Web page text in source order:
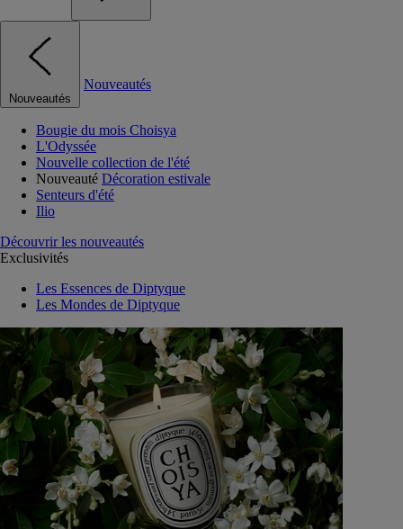
Nouveautés
Nouveautés
Bougie du mois Choisya
L'Odyssée
Nouvelle collection de l'été
Nouveauté Décoration estivale
Senteurs d'été
Ilio
Découvrir les nouveautés
Exclusivités
Les Essences de Diptyque
Les Mondes de Diptyque